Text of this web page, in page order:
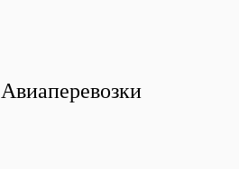
Авиаперевозки